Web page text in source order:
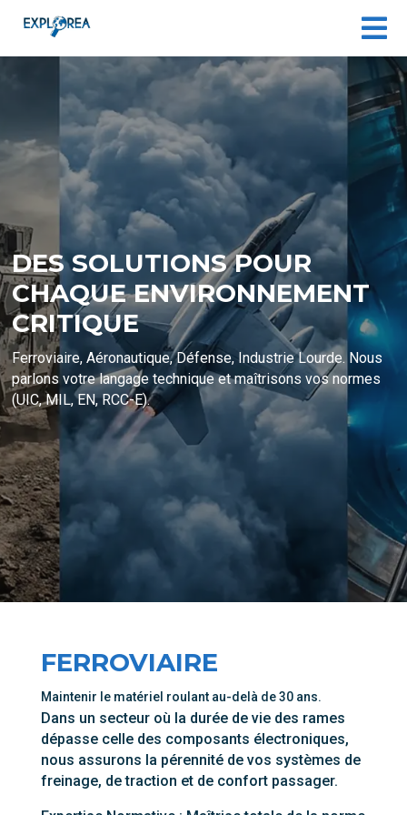

DES SOLUTIONS POUR
CHAQUE ENVIRONNEMENT
CRITIQUE
Ferroviaire, Aéronautique, Défense, Industrie Lourde. Nous
parlons votre langage technique et maîtrisons vos normes
(UIC, MIL, EN, RCC-E).
FERROVIAIRE
Maintenir le matériel roulant au-delà de 30 ans.
Dans un secteur où la durée de vie des rames
dépasse celle des composants électroniques,
nous assurons la pérennité de vos systèmes de
freinage, de traction et de confort passager.